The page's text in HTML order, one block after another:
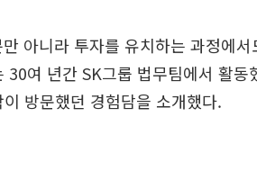
아니라 투자를 유치하는 과정에
30여 년간 SK그룹 법무팀에서 활동
방문했던 경험담을 소개했다.